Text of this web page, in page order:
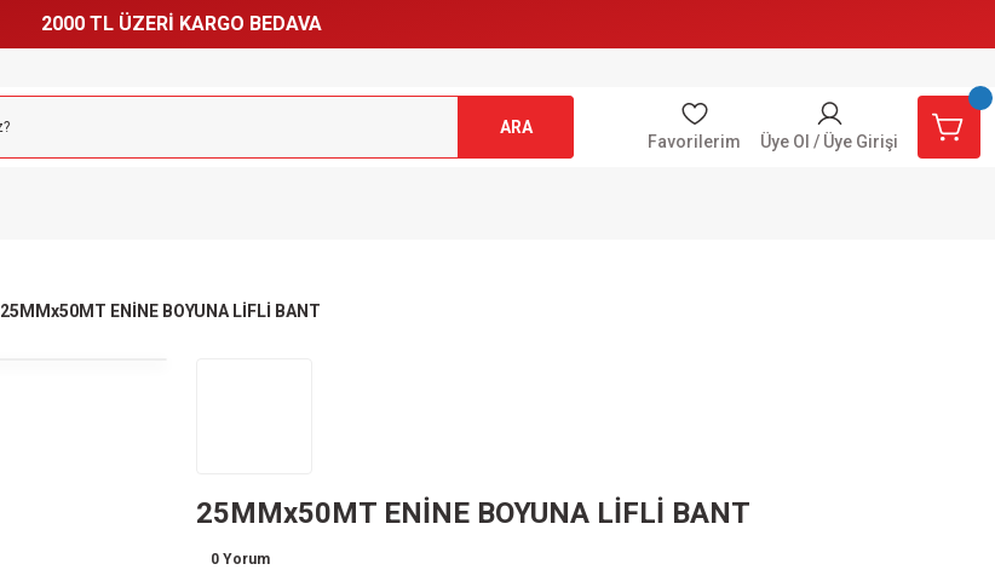
2000 TL ÜZERİ KARGO BEDAVA
ARA
Favorilerim Üye Ol / Üye Girişi
25MMx50MT ENİNE BOYUNA LİFLİ BANT
25MMx50MT ENİNE BOYUNA LİFLİ BANT
0 Yorum